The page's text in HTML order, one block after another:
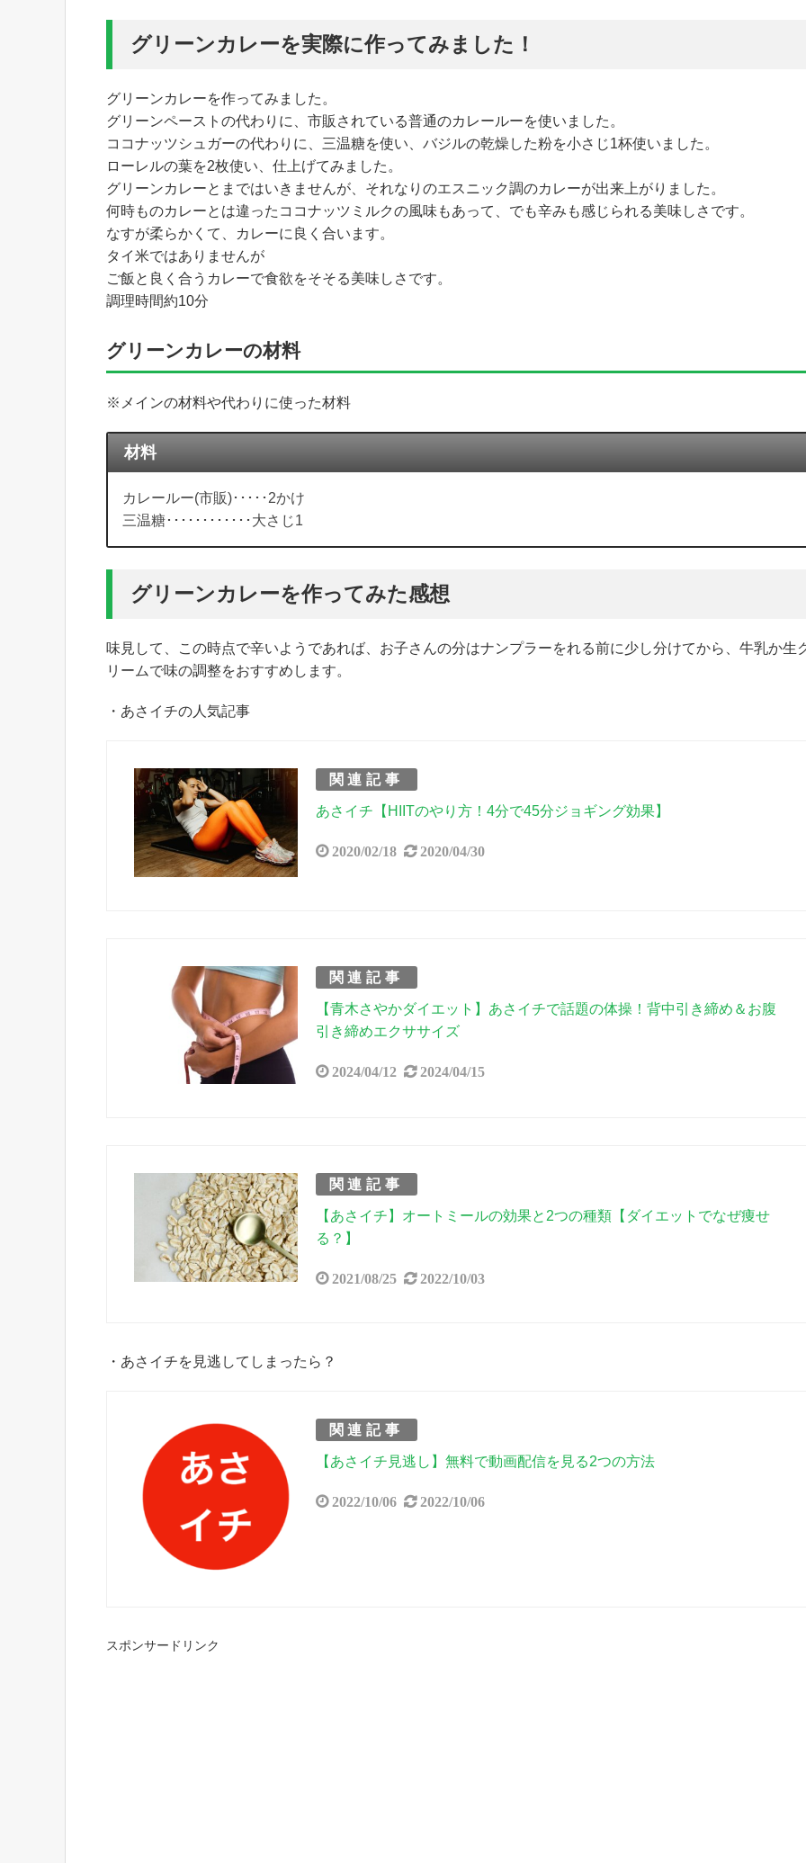
グリーンカレーを実際に作ってみました！
グリーンカレーを作ってみました。
グリーンペーストの代わりに、市販されている普通のカレールーを使いました。
ココナッツシュガーの代わりに、三温糖を使い、バジルの乾燥した粉を小さじ1杯使いました。
ローレルの葉を2枚使い、仕上げてみました。
グリーンカレーとまではいきませんが、それなりのエスニック調のカレーが出来上がりました。
何時ものカレーとは違ったココナッツミルクの風味もあって、でも辛みも感じられる美味しさです。
なすが柔らかくて、カレーに良く合います。
タイ米ではありませんが
ご飯と良く合うカレーで食欲をそそる美味しさです。
調理時間約10分
グリーンカレーの材料
※メインの材料や代わりに使った材料
材料
カレールー(市販)･････2かけ
三温糖････････････大さじ1
グリーンカレーを作ってみた感想
味見して、この時点で辛いようであれば、お子さんの分はナンプラーをれる前に少し分けてから、牛乳か生
リームで味の調整をおすすめします。
・あさイチの人気記事
関連記事
あさイチ【HIITのやり方！4分で45分ジョギング効果】
2020/02/18 2020/04/30
関連記事
【青木さやかダイエット】あさイチで話題の体操！背中引き締め＆お腹
引き締めエクササイズ
2024/04/12 2024/04/15
関連記事
【あさイチ】オートミールの効果と2つの種類【ダイエットでなぜ痩せ
る？】
2021/08/25 2022/10/03
・あさイチを見逃してしまったら？
関連記事
【あさイチ見逃し】無料で動画配信を見る2つの方法
2022/10/06 2022/10/06
スポンサードリンク